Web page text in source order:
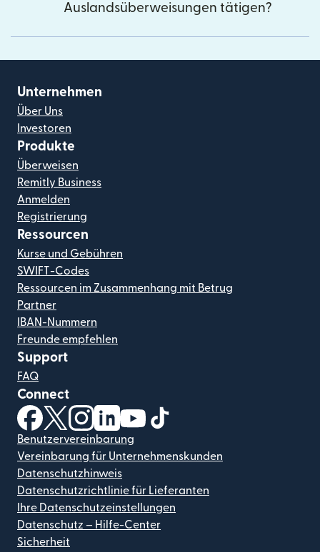
Auslandsüberweisungen tätigen?
Unternehmen
Über Uns
Investoren
Produkte
Überweisen
Remitly Business
Anmelden
Registrierung
Ressourcen
Kurse und Gebühren
SWIFT-Codes
Ressourcen im Zusammenhang mit Betrug
Partner
IBAN-Nummern
Freunde empfehlen
Support
FAQ
Connect
(wird in einem neuen Fenster geöffnet)
(wird in einem neuen Fenster geöffnet)
(wird in einem neuen Fenster geöffnet)
(wird in einem neuen Fenster geöffnet)
(wird in einem neuen Fenster
Benutzervereinbarung
Vereinbarung für Unternehmenskunden
Datenschutzhinweis
Datenschutzrichtlinie für Lieferanten
Ihre Datenschutzeinstellungen
Datenschutz – Hilfe-Center
Sicherheit